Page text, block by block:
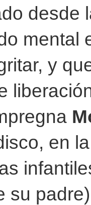
desde
mental
y
en
su